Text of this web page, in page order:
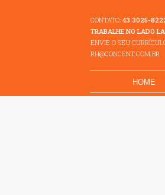
CONTATO: 43 3025-
TRABALHE NO LADO
ENVIE O SEU
RH@CONCENT.COM.BR
HOME